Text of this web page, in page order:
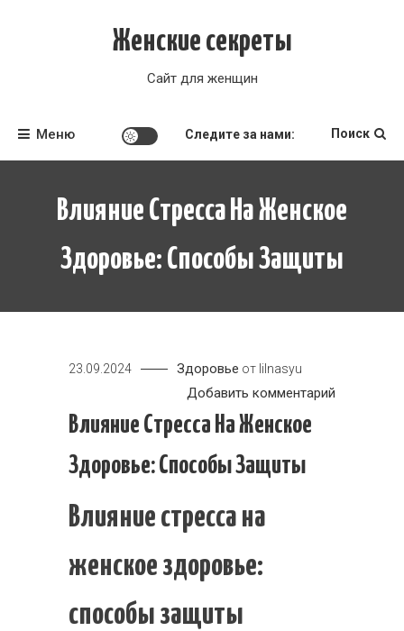
Женские секреты
Сайт для женщин
Меню Следите за нами: Поиск
Влияние Стресса На Женское
Здоровье: Способы Защиты
23.09.2024 Здоровье от lilnasyu
Добавить комментарий
Влияние Стресса На Женское
Здоровье: Способы Защиты
Влияние стресса на
женское здоровье:
способы защиты